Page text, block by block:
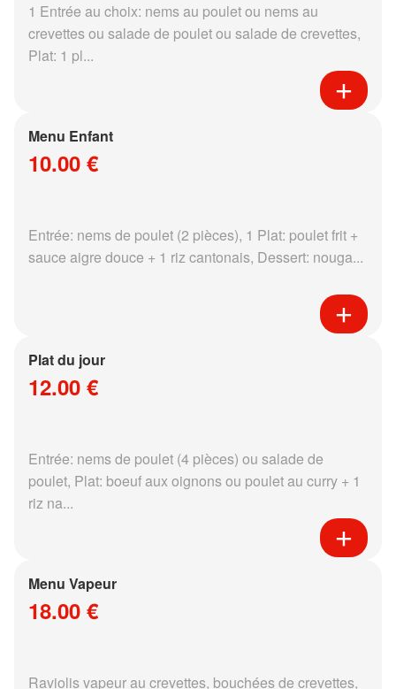
1 Entrée au choix: nems au poulet ou nems au
crevettes ou salade de poulet ou salade de crevettes,
Plat: 1 pl...
Menu Enfant
10.00 €
Entrée: nems de poulet (2 pièces), 1 Plat: poulet frit +
sauce aigre douce + 1 riz cantonais, Dessert: nouga...
Plat du jour
12.00 €
Entrée: nems de poulet (4 pièces) ou salade de
poulet, Plat: boeuf aux oignons ou poulet au curry + 1
riz na...
Menu Vapeur
18.00 €
Raviolis vapeur au crevettes, bouchées de crevettes,